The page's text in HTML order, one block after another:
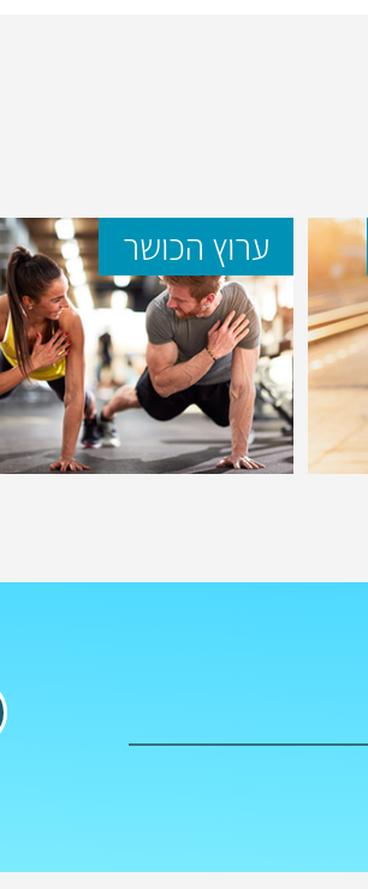
ערוץ הכושר